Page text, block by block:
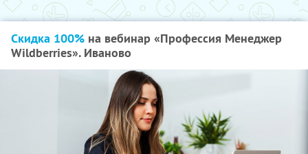
Скидка 100% на вебинар «Профессия Менеджер
Wildberries». Иваново